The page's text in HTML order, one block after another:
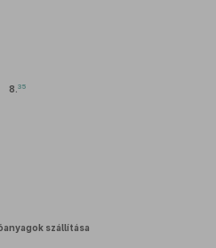
8. 35
szállítása